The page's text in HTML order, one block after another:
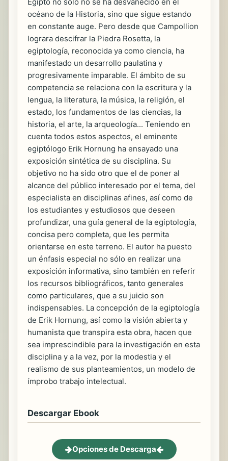
océano de la Historia, sino que sigue estando
en constante auge. Pero desde que Campollion
lograra descifrar la Piedra Rosetta, la
egiptología, reconocida ya como ciencia, ha
manifestado un desarrollo paulatina y
progresivamente imparable. El ámbito de su
competencia se relaciona con la escritura y la
lengua, la literatura, la música, la religión, el
estado, los fundamentos de las ciencias, la
historia, el arte, la arqueología... Teniendo en
cuenta todos estos aspectos, el eminente
egiptólogo Erik Hornung ha ensayado una
exposición sintética de su disciplina. Su
objetivo no ha sido otro que el de poner al
alcance del público interesado por el tema, del
especialista en disciplinas afines, así como de
los estudiantes y estudiosos que deseen
profundizar, una guía general de la egiptología,
concisa pero completa, que les permita
orientarse en este terreno. El autor ha puesto
un énfasis especial no sólo en realizar una
exposición informativa, sino también en referir
los recursos bibliográficos, tanto generales
como particulares, que a su juicio son
indispensables. La concepción de la egiptología
de Erik Hornung, así como la visión abierta y
humanista que transpira esta obra, hacen que
sea imprescindible para la investigación en esta
disciplina y a la vez, por la modestia y el
realismo de sus planteamientos, un modelo de
ímprobo trabajo intelectual.
Descargar Ebook
Opciones de Descarga